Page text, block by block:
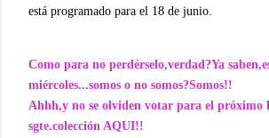
está programado para el 18 de junio.
Como para no perdérselo,verdad?Ya
miércoles...somos o no somos?Somos!!
Ahhh,y no se olviden votar para el próximo
sgte.colección AQUI!!